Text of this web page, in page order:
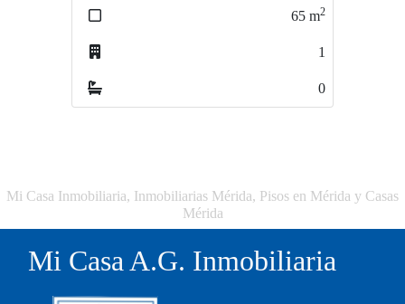
65 m2
1
0
Mi Casa Inmobiliaria, Inmobiliarias Mérida, Pisos en Mérida y Casas
Mérida
Mi Casa A.G. Inmobiliaria